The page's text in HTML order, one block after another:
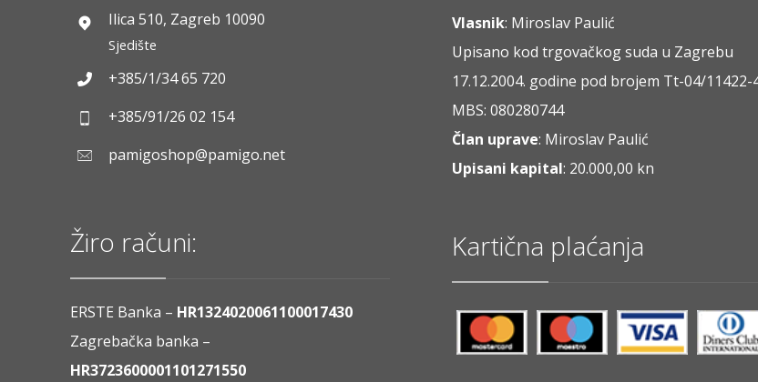
Ilica 510, Zagreb 10090
Sjedište
+385/1/34 65 720
+385/91/26 02 154
pamigoshop@pamigo.net
Žiro računi:
ERSTE Banka – HR1324020061100017430
Zagrebačka banka –
HR3723600001101271550
Vlasnik: Miroslav Paulić
Upisano kod trgovačkog suda u Zagrebu
17.12.2004. godine pod brojem Tt-04/11422-
MBS: 080280744
Član uprave: Miroslav Paulić
Upisani kapital: 20.000,00 kn
Kartična plaćanja